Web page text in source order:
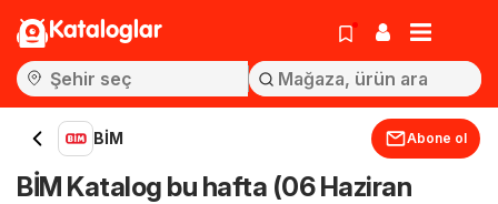
Kataloglar
BİM Abone ol
BİM Katalog bu hafta (06 Haziran